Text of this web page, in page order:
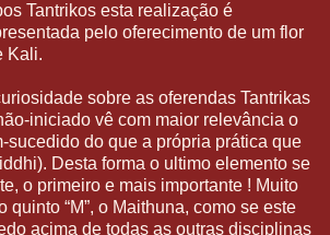
Tantrikos esta realização é
pelo oferecimento de um flor
Kali.
sobre as oferendas Tantrikas
iniciado vê com maior relevância o
sucedido do que a própria prática que
Desta forma o ultimo elemento se
o primeiro e mais importante ! Muito
quinto “M”, o Maithuna, como se este
acima de todas as outras disciplinas